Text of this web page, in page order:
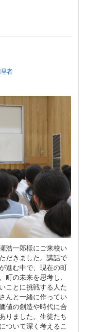
者
浩一郎様にご来校い
だきました。講話で
進む中で、現在の町
の未来を思考し、
ことに挑戦する人た
んと一緒に作ってい
値の創造や時代に合
りました。生徒たち
ついて深く考えるこ